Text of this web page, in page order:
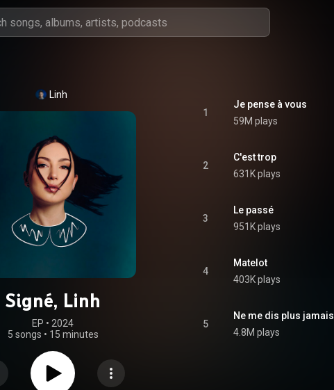
Linh
Signé, Linh
EP • 2024
5 songs • 15 minutes
1
Je pense à vous
59M plays
2
C'est trop
631K plays
3
Le passé
951K plays
4
Matelot
403K plays
5
Ne me dis plus jamais
4.8M plays